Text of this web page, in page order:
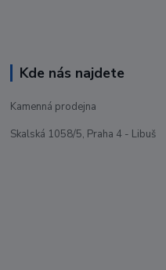
Kde nás najdete
Kamenná prodejna
Skalská 1058/5, Praha 4 - Libuš